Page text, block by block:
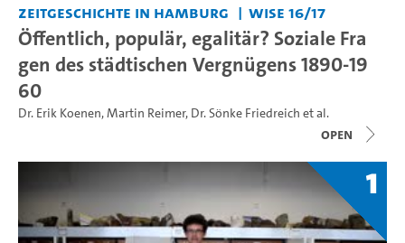
Zeitgeschichte in Hamburg
WiSe 16/17
Öffentlich, populär, egalitär? Soziale Fra
gen des städtischen Vergnügens 1890-19
60
Dr. Erik Koenen,Martin Reimer, Dr. Sönke Friedreich et al.
open
1